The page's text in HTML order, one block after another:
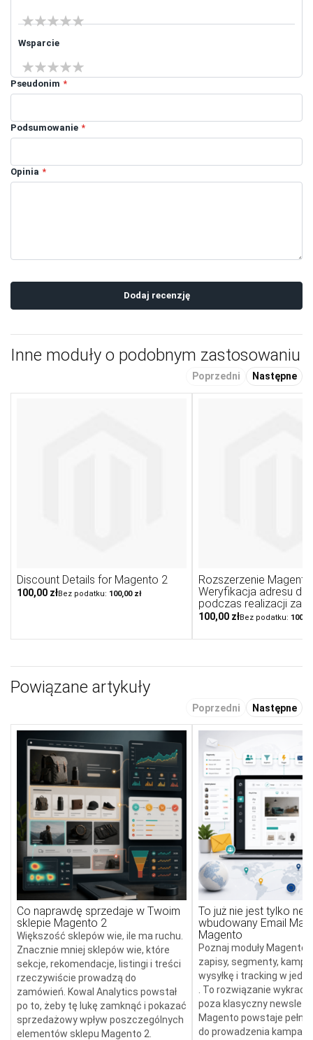
1 star2 stars
3 stars
4 stars5 stars
Wsparcie
1 star2 stars
3 stars
4 stars5 stars
Pseudonim
Podsumowanie
Opinia
Dodaj recenzję
Inne moduły o podobnym zastosowaniu
Poprzedni Następne
Discount Details for Magento 2
100,00 zł 100,00 zł
Rozszerzenie Magento
Weryfikacja adresu
podczas realizacji
100,00 zł
Powiązane artykuły
Poprzedni Następne
Co naprawdę sprzedaje w Twoim
sklepie Magento 2
Większość sklepów wie, ile ma ruchu.
Znacznie mniej sklepów wie, które
sekcje, rekomendacje, listingi i treści
rzeczywiście prowadzą do
zamówień. Kowal Analytics powstał
po to, żeby tę lukę zamknąć i pokazać
sprzedażowy wpływ poszczególnych
elementów sklepu Magento 2.
To już nie jest tylko
wbudowany Email
Magento
Poznaj moduły Magento,
zapisy, segmenty,
wysyłkę i tracking w
. To rozwiązanie
poza klasyczny
Magento powstaje
do prowadzenia